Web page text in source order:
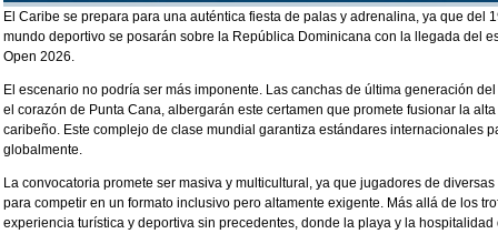
El Caribe se prepara para una auténtica fiesta de palas y adrenalina, ya que del
mundo deportivo se posarán sobre la República Dominicana con la llegada del
Open 2026.
El escenario no podría ser más imponente. Las canchas de última generación
el corazón de Punta Cana, albergarán este certamen que promete fusionar la
caribeño. Este complejo de clase mundial garantiza estándares internacionales
globalmente.
La convocatoria promete ser masiva y multicultural, ya que jugadores de
para competir en un formato inclusivo pero altamente exigente. Más allá de los
experiencia turística y deportiva sin precedentes, donde la playa y la